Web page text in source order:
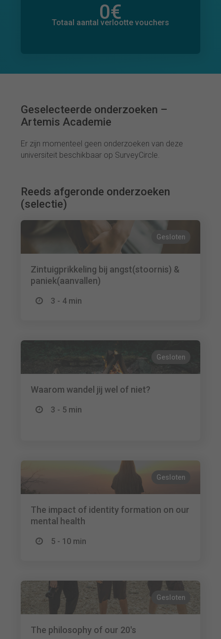
0€
Totaal aantal verlootte vouchers
0€
Totaal bedrag aan toegezegde donaties
Geselecteerde onderzoeken –
Artemis Academie
Er zijn momenteel geen onderzoeken van deze
universiteit beschikbaar op SurveyCircle.
Reeds afgeronde onderzoeken
(selectie)
Gesloten
Zintuigprikkeling bij angst(stoornis) &
paniek(aanvallen)
3 - 4 min
Gesloten
Waarom wandel jij wel of niet?
3 - 5 min
Gesloten
The impact of identity formation on our
mental health
5 - 10 min
Gesloten
The philosophy of our 20's